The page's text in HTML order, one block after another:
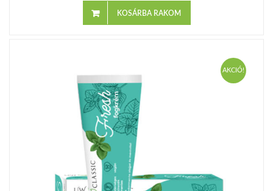
KOSÁRBA RAKOM
AKCIÓ!